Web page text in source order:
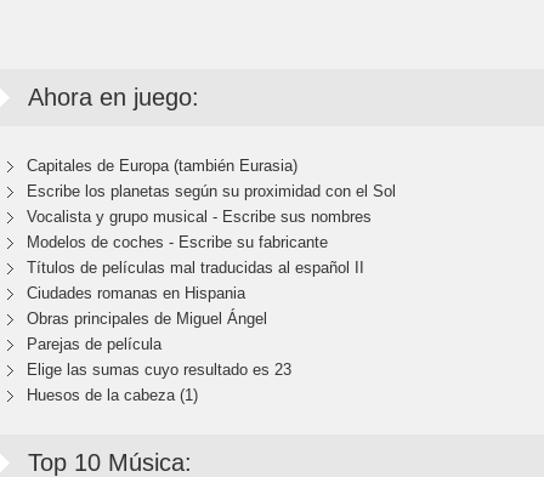
Ahora en juego:
Capitales de Europa (también Eurasia)
Escribe los planetas según su proximidad con el Sol
Vocalista y grupo musical - Escribe sus nombres
Modelos de coches - Escribe su fabricante
Títulos de películas mal traducidas al español II
Ciudades romanas en Hispania
Obras principales de Miguel Ángel
Parejas de película
Elige las sumas cuyo resultado es 23
Huesos de la cabeza (1)
Top 10 Música: